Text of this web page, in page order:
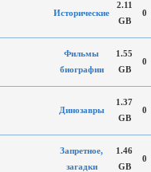
Исторические
2.11
GB
0
Фильмы
биографии
1.55
GB
0
Динозавры
1.37
GB
0
Запретное,
загадки
1.46
GB
0